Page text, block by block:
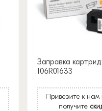
Заправка
106R01633
Привезите к нам
получите